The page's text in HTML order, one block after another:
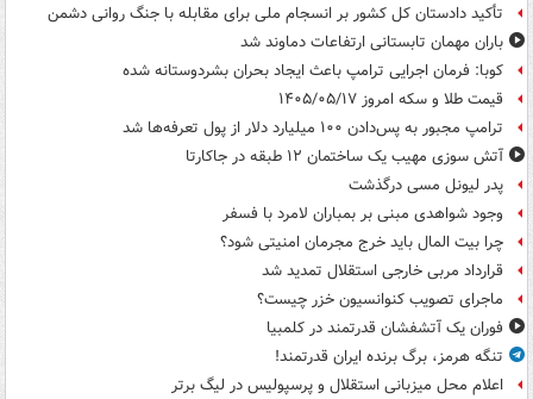
تأکید دادستان کل کشور بر انسجام ملی برای مقابله با جنگ روانی دشمن
باران مهمان تابستانی ارتفاعات دماوند شد
کوبا: فرمان اجرایی ترامپ باعث ایجاد بحران بشردوستانه شده
قیمت طلا و سکه امروز ۱۴۰۵/۰۵/۱۷
ترامپ مجبور به پس‌دادن ۱۰۰ میلیارد دلار از پول تعرفه‌ها شد
آتش سوزی مهیب یک ساختمان ۱۲ طبقه در جاکارتا
پدر لیونل مسی درگذشت
وجود شواهدی مبنی بر بمباران لامرد با فسفر
چرا بیت المال باید خرج مجرمان امنیتی شود؟
قرارداد مربی خارجی استقلال تمدید شد
ماجرای تصویب کنوانسیون خزر چیست؟
فوران یک آتشفشان قدرتمند در کلمبیا
تنگه هرمز، برگ برنده ایران قدرتمند!
اعلام محل میزبانی استقلال و پرسپولیس در لیگ برتر